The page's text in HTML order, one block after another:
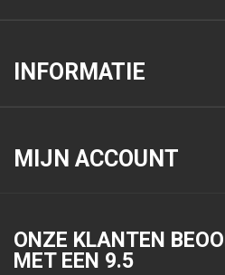
INFORMATIE
MIJN ACCOUNT
ONZE KLANTEN
MET EEN 9.5